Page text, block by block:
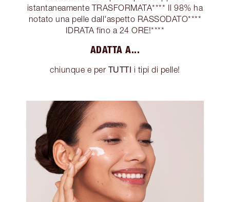
istantaneamente TRASFORMATA**** Il 98% ha
notato una pelle dall'aspetto RASSODATO****
IDRATA fino a 24 ORE!****
ADATTA A...
chiunque e per TUTTI i tipi di pelle!